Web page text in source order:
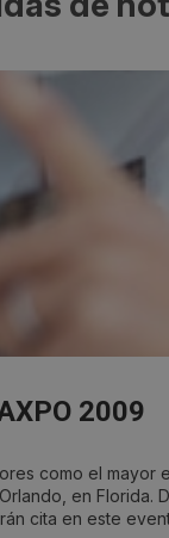
2009
como el
en Florida.
cita en este